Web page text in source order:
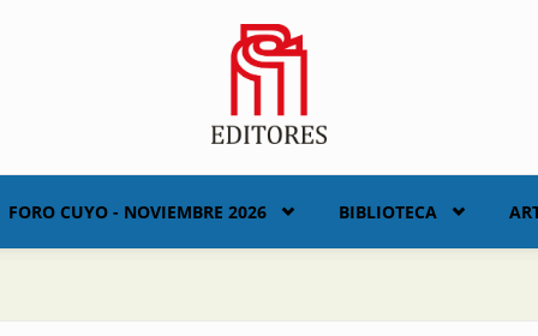
FORO CUYO - NOVIEMBRE 2026 BIBLIOTECA